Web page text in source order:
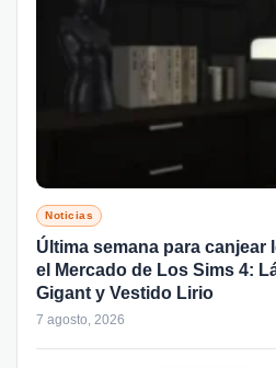
Noticias
Última semana para canjear
el Mercado de Los Sims 4:
Gigant y Vestido Lirio
7 agosto, 2026